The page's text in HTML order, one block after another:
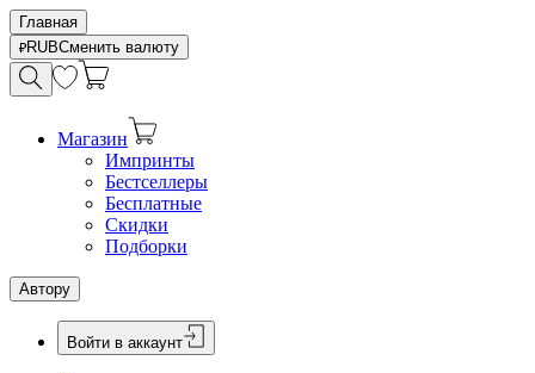
Главная
RUBСменить валюту
Магазин
Импринты
Бестселлеры
Бесплатные
Скидки
Подборки
Автору
Войти в аккаунт